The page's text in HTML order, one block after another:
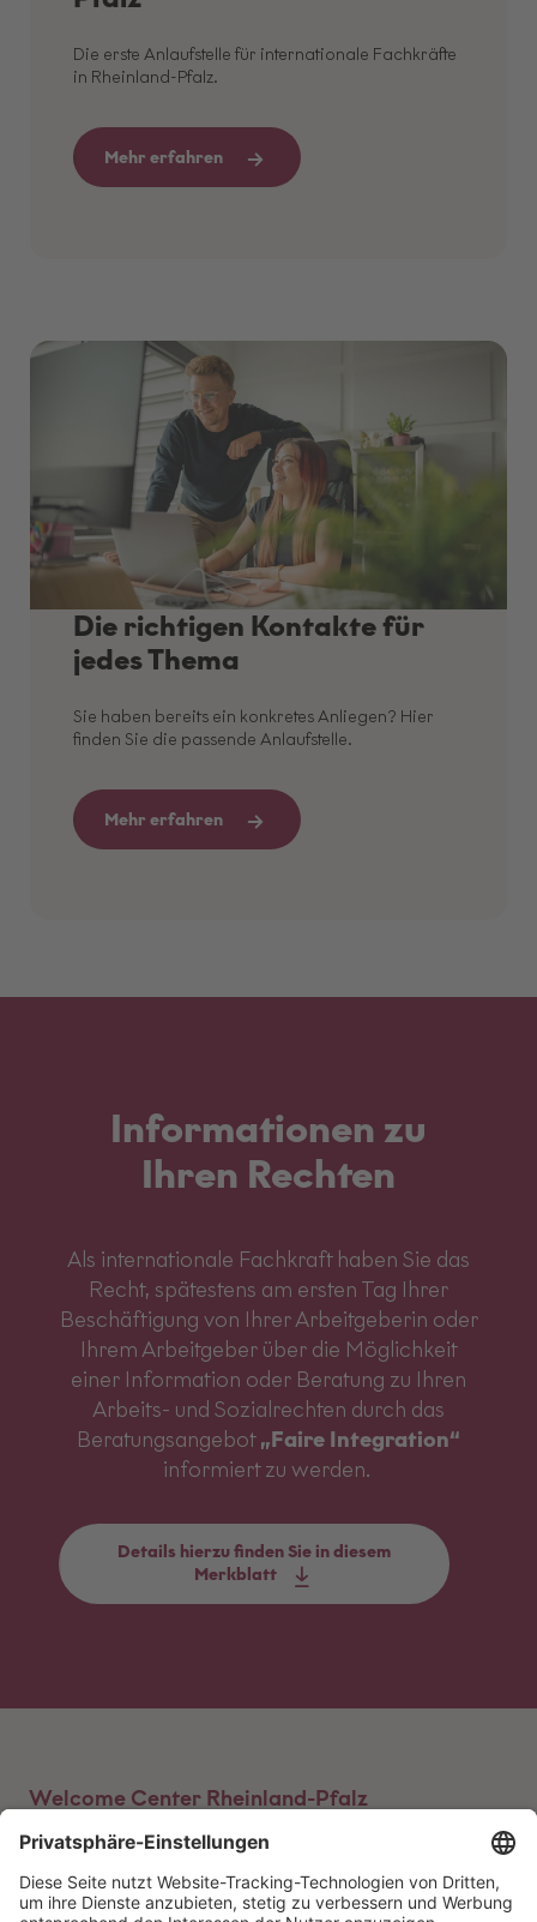
Die erste Anlaufstelle für internationale Fachkräfte
in Rheinland-Pfalz.
Mehr erfahren
Die richtigen Kontakte für
jedes Thema
Sie haben bereits ein konkretes Anliegen? Hier
finden Sie die passende Anlaufstelle.
Mehr erfahren
Informationen zu
Ihren Rechten
Als internationale Fachkraft haben Sie das
Recht, spätestens am ersten Tag Ihrer
Beschäftigung von Ihrer Arbeitgeberin oder
Ihrem Arbeitgeber über die Möglichkeit
einer Information oder Beratung zu Ihren
Arbeits- und Sozialrechten durch das
Beratungsangebot„Faire Integration“
informiert zu werden.
Details hierzu finden Sie in diesem
Merkblatt
Welcome Center Rheinland-Pfalz